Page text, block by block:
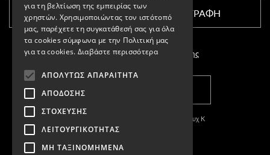
ΕΓΓΡΑΦΗ
Αποδέχομαι τους όρους χρήσης
Copyright © 2011-2026 Κασπαριάν Σεμπουχ Κ
With
ΓΕΜΗ:57327504000
για τη βελτίωση της εμπειρίας των
χρηστών. Χρησιμοποιώντας τον ιστότοπό
μας, παρέχετε τη συγκατάθεσή σας για όλα
τα cookies σύμφωνα με την Πολιτική μας
για τα cookies. Διαβάστε περισσότερα
ΑΠΟΛΎΤΩΣ ΑΠΑΡΑΊΤΗΤΑ
ΑΠΌΔΟΣΗΣ
ΣΤΌΧΕΥΣΗΣ
ΛΕΙΤΟΥΡΓΙΚΌΤΗΤΑΣ
ΜΗ ΤΑΞΙΝΟΜΗΜΈΝΑ